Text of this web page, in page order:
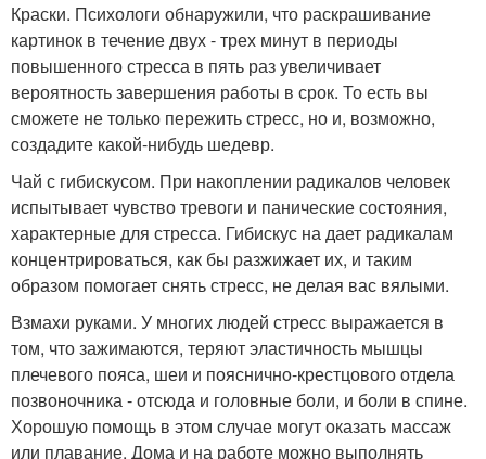
Краски. Психологи обнаружили, что раскрашивание
картинок в течение двух - трех минут в периоды
повышенного стресса в пять раз увеличивает
вероятность завершения работы в срок. То есть вы
сможете не только пережить стресс, но и, возможно,
создадите какой-нибудь шедевр.
Чай с гибискусом. При накоплении радикалов человек
испытывает чувство тревоги и панические состояния,
характерные для стресса. Гибискус на дает радикалам
концентрироваться, как бы разжижает их, и таким
образом помогает снять стресс, не делая вас вялыми.
Взмахи руками. У многих людей стресс выражается в
том, что зажимаются, теряют эластичность мышцы
плечевого пояса, шеи и пояснично-крестцового отдела
позвоночника - отсюда и головные боли, и боли в спине.
Хорошую помощь в этом случае могут оказать массаж
или плавание. Дома и на работе можно выполнять